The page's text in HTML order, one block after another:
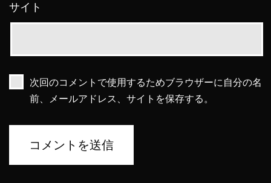
サイト
次回のコメントで使用するためブラウザーに自分の名
前、メールアドレス、サイトを保存する。